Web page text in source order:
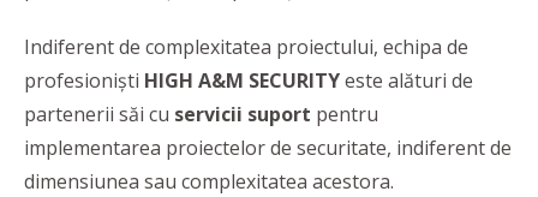
Indiferent de complexitatea proiectului, echipa de
profesionişti HIGH A&M SECURITYeste alături de
partenerii săi cu servicii suport pentru
implementarea proiectelor de securitate, indiferent de
dimensiunea sau complexitatea acestora.